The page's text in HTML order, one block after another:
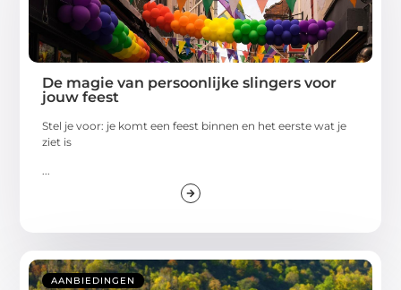
De magie van persoonlijke slingers voor
jouw feest
Stel je voor: je komt een feest binnen en het eerste wat je
ziet is
...
AANBIEDINGEN